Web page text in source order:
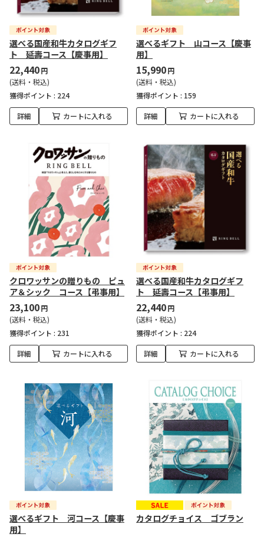
選べる国産和牛カタログギフ
ト 延壽コース【慶事用】
22,440円
(送料・税込)
獲得ポイント : 224
詳細 カートに入れる
選べるギフト 山コース【慶事
用】
15,990円
(送料・税込)
獲得ポイント : 159
詳細 カートに入れる
クロワッサンの贈りもの ピュ
ア＆シック コース【弔事用】
23,100円
(送料・税込)
獲得ポイント : 231
詳細 カートに入れる
選べる国産和牛カタログギフ
ト 延壽コース【弔事用】
22,440円
(送料・税込)
獲得ポイント : 224
詳細 カートに入れる
選べるギフト 河コース【慶事
用】
カタログチョイス ゴブラン